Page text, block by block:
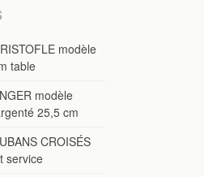
modèle
table
modèle
25,5 cm
CROISÉS
service